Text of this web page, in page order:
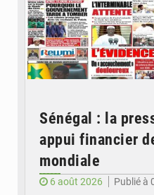
Sénégal : la
appui financier
mondiale
6 août 2026
Publié à